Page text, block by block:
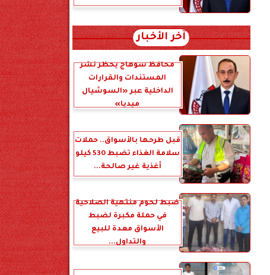
آخر الأخبار
محافظ سوهاج يحظر نشر
المستندات والقرارات
الداخلية عبر «السوشيال
ميديا»
قبل طرحها بالأسواق.. حملات
سلامة الغذاء تضبط 530 كيلو
أغذية غير صالحة...
ضبط لحوم منتهية الصلاحية
في حملة مكبرة لضبط
الأسواق معدة للبيع
والتداول...